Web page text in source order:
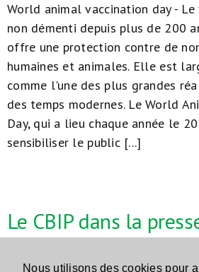
Nous utilisons des cookies pour
World animal vaccination day - Le
non démenti depuis plus de 200
offre une protection contre de
humaines et animales. Elle est
comme l'une des plus grandes
des temps modernes. Le World
Day, qui a lieu chaque année le
sensibiliser le public [...]
Le CBIP dans la